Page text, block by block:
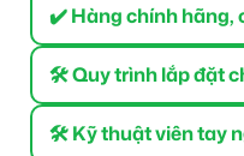
✔️ Hàng chính hãng,
🛠 Quy trình lắp đặt
🛠 Kỹ thuật viên tay